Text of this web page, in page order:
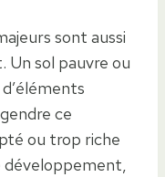
sont aussi
Un sol pauvre ou
ce
ou trop riche
développement,